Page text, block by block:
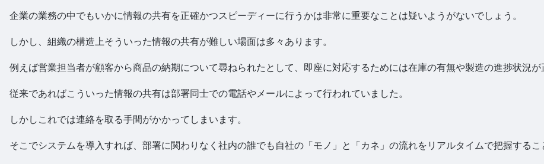
企業の業務の中でもいかに情報の共有を正確かつスピーディーに行うかは非常に重要なことは疑いようがないでしょう。
しかし、組織の構造上そういった情報の共有が難しい場面は多々あります。
例えば営業担当者が顧客から商品の納期について尋ねられたとして、即座に対応するためには在庫の有無や製造の進捗状況
従来であればこういった情報の共有は部署同士での電話やメールによって行われていました。
しかしこれでは連絡を取る手間がかかってしまいます。
そこでシステムを導入すれば、部署に関わりなく社内の誰でも自社の「モノ」と「カネ」の流れをリアルタイムで把握するこ